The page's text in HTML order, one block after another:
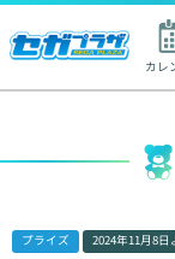
カレ
人気ワード
プライズ 2024年11月8日